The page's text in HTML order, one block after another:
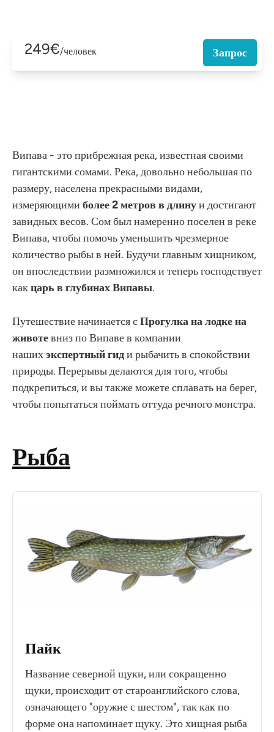
249€/человек Запрос
Випава - это прибрежная река, известная своими
гигантскими сомами. Река, довольно небольшая по
размеру, населена прекрасными видами,
измеряющими более 2 метров в длинуи достигают
завидных весов. Сом был намеренно поселен в реке
Випава, чтобы помочь уменьшить чрезмерное
количество рыбы в ней. Будучи главным хищником,
он впоследствии размножился и теперь господствует
какцарь в глубинах Випавы.
Путешествие начинается сПрогулка на лодке на
животевниз по Випаве в компании
нашихэкспертный гиди рыбачить в спокойствии
природы. Перерывы делаются для того, чтобы
подкрепиться, и вы также можете сплавать на берег,
чтобы попытаться поймать оттуда речного монстра.
Рыба
Пайк
Название северной щуки, или сокращенно
щуки, происходит от староанглийского слова,
означающего "оружие с шестом", так как по
форме она напоминает щуку. Это хищная рыба